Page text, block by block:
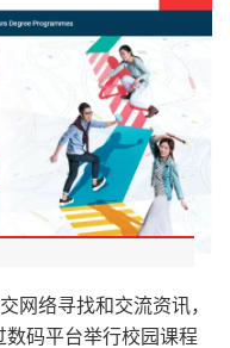
网络寻找和交流资讯，
数码平台举行校园课程